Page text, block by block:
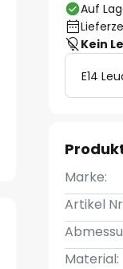
Auf
Kein
E14
Marke:
Artikel
Material: